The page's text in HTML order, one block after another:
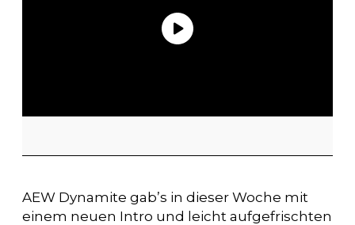
AEW Dynamite gab’s in dieser Woche mit
einem neuen Intro und leicht aufgefrischten